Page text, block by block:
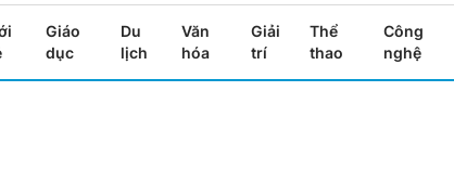
Giáo
dục
Du
lịch
Văn
hóa
Giải
trí
Thể
thao
Công
nghệ